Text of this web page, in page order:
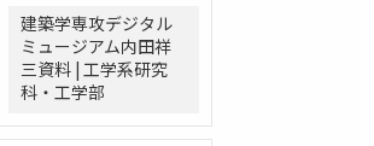
建築学専攻デジタル
ミュージアム内田祥
三資料 | 工学系研究
科・工学部